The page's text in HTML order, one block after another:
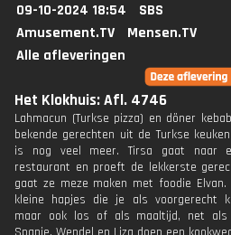
09-10-2024 18:54
SBS
Amusement.TV
Mensen.TV
Alle afleveringen
Het Klokhuis: Afl. 4746
Lahmacun (Turkse pizza) en döner
bekende gerechten uit de Turkse
is nog veel meer. Tirsa gaat naar
restaurant en proeft de lekkerste
gaat ze meze maken met foodie Elvan.
kleine hapjes die je als voorgerecht
maar ook los of als maaltijd, net